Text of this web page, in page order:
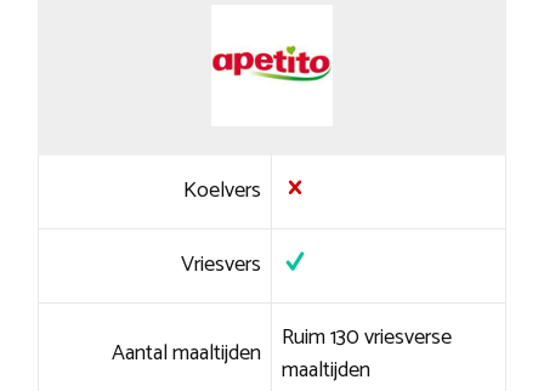
Koelvers
Vriesvers
Aantal maaltijden Ruim 130 vriesverse
maaltijden